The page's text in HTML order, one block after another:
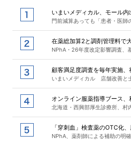
いまいメディカル、モール内
門前減算あっても「患者・医師
在薬総加算2と調剤管理料で
NPhA・26年度改定影響調査、
顧客満足度調査を毎年実施、
いまいメディカル 店舗改善と
オンライン服薬指導ブース
北海道・西興部厚生診療所、村
「穿刺血」検査薬のOTC化
NPhA、薬剤師による補助の明